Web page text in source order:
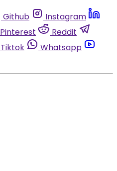
Github
Instagram
Pinterest
Reddit
Tiktok
Whatsapp